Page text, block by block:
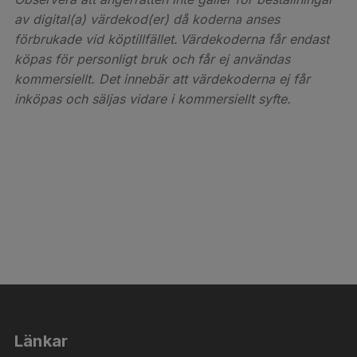
av digital(a) värdekod(er) då koderna anses
förbrukade vid köptillfället. Värdekoderna får endast
köpas för personligt bruk och får ej användas
kommersiellt. Det innebär att värdekoderna ej får
inköpas och säljas vidare i kommersiellt syfte.
Länkar